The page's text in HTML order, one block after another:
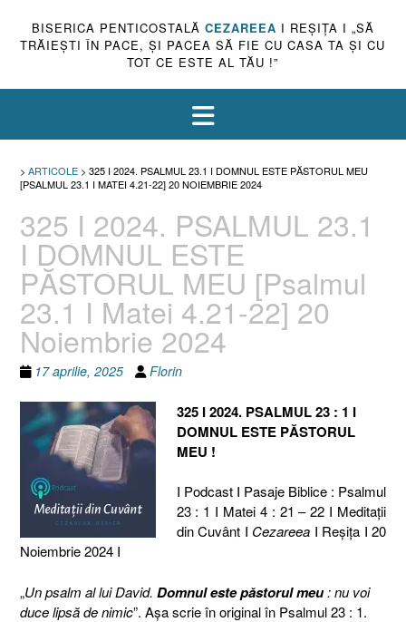
BISERICA PENTICOSTALĂ CEZAREEA I REŞIŢA I „SĂ
TRĂIEŞTI ÎN PACE, ŞI PACEA SĂ FIE CU CASA TA ŞI CU
TOT CE ESTE AL TĂU !”
> ARTICOLE > 325 I 2024. PSALMUL 23.1 I DOMNUL ESTE PĂSTORUL MEU
[PSALMUL 23.1 I MATEI 4.21-22] 20 NOIEMBRIE 2024
325 I 2024. PSALMUL 23.1
I DOMNUL ESTE
PĂSTORUL MEU [Psalmul
23.1 I Matei 4.21-22] 20
Noiembrie 2024
17 aprilie, 2025 Florin
325 I 2024. PSALMUL 23 : 1 I
DOMNUL ESTE PĂSTORUL
MEU !
I Podcast I Pasaje Biblice : Psalmul
23 : 1 I Matei 4 : 21 – 22 I Meditaţii
din Cuvânt I Cezareea I Reşiţa I 20
Noiembrie 2024 I
„Un psalm al lui David. Domnul este păstorul meu: nu voi
duce lipsă de nimic”. Așa scrie în original în Psalmul 23 : 1.